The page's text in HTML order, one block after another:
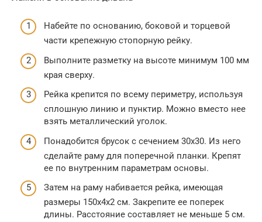
Набейте по основанию, боковой и торцевой
части крепежную стопорную рейку.
Выполните разметку на высоте минимум 100 мм
края сверху.
Рейка крепится по всему периметру, используя
сплошную линию и пунктир. Можно вместо нее
взять металлический уголок.
Понадобится брусок с сечением 30х30. Из него
сделайте раму для поперечной планки. Крепят
ее по внутренним параметрам основы.
Затем на раму набивается рейка, имеющая
размеры 150х4х2 см. Закрепите ее поперек
длины. Расстояние составляет не меньше 5 см.